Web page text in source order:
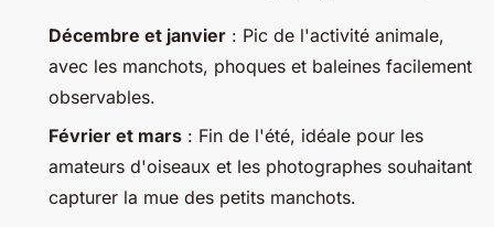
Décembre et janvier : Pic de l'activité animale,
avec les manchots, phoques et baleines facilement
observables.
Février et mars : Fin de l'été, idéale pour les
amateurs d'oiseaux et les photographes souhaitant
capturer la mue des petits manchots.